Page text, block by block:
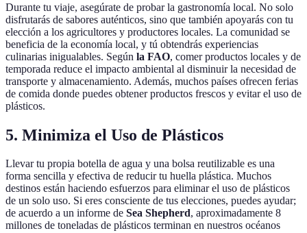
Durante tu viaje, asegúrate de probar la gastronomía local. No solo
disfrutarás de sabores auténticos, sino que también apoyarás con tu
elección a los agricultores y productores locales. La comunidad se
beneficia de la economía local, y tú obtendrás experiencias
culinarias inigualables. Según la FAO, comer productos locales y de
temporada reduce el impacto ambiental al disminuir la necesidad de
transporte y almacenamiento. Además, muchos países ofrecen ferias
de comida donde puedes obtener productos frescos y evitar el uso de
plásticos.
5. Minimiza el Uso de Plásticos
Llevar tu propia botella de agua y una bolsa reutilizable es una
forma sencilla y efectiva de reducir tu huella plástica. Muchos
destinos están haciendo esfuerzos para eliminar el uso de plásticos
de un solo uso. Si eres consciente de tus elecciones, puedes ayudar;
de acuerdo a un informe de Sea Shepherd, aproximadamente 8
millones de toneladas de plásticos terminan en nuestros océanos